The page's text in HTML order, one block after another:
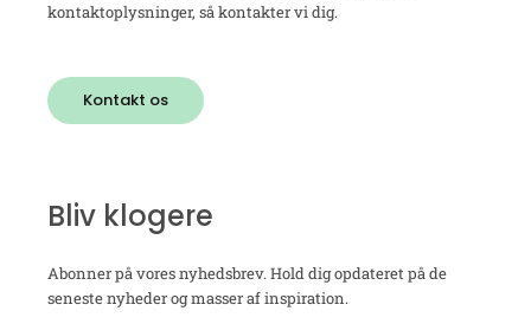
kontaktoplysninger, så kontakter vi dig.
Kontakt os
Bliv klogere
Abonner på vores nyhedsbrev. Hold dig opdateret på de
seneste nyheder og masser af inspiration.